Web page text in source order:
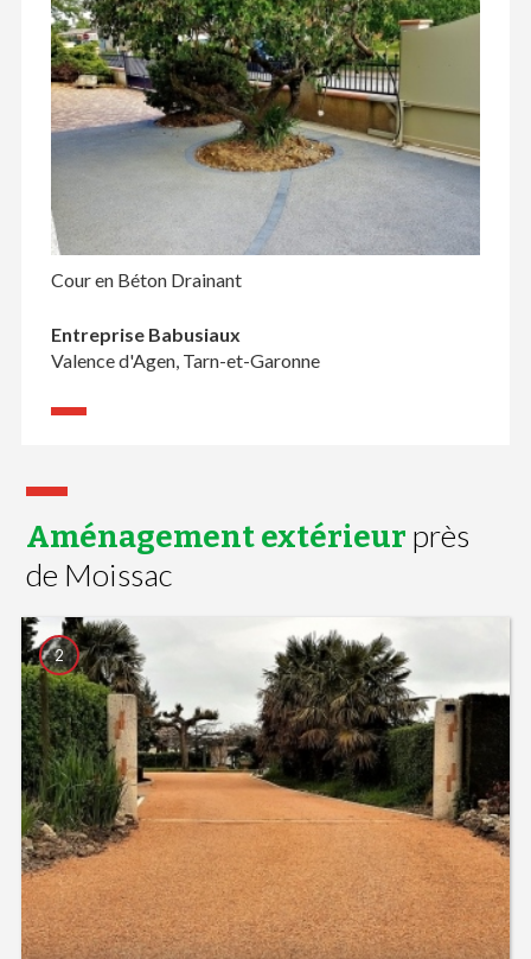
Cour en Béton Drainant
Entreprise Babusiaux
Valence d'Agen, Tarn-et-Garonne
Aménagement extérieur près
de Moissac
2